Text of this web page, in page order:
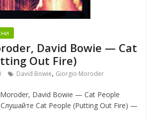
David Bowie — Cat
Out Fire)
David Bowie, Giorgio Moroder
David Bowie — Cat People
Cat People (Putting Out Fire) —